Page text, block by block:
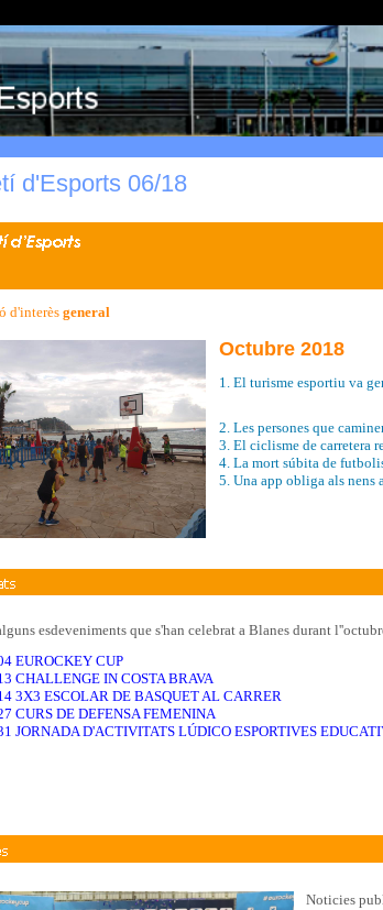
d'Esports 06/18
d'interès general
Octubre 2018
1. El turisme esportiu va
2. Les persones que
3. El ciclisme de carretera
4. La mort súbita de
5. Una app obliga als
esdeveniments que s'han celebrat a Blanes durant
EUROCKEY CUP
CHALLENGE IN COSTA BRAVA
3X3 ESCOLAR DE BASQUET AL CARRER
CURS DE DEFENSA FEMENINA
JORNADA D'ACTIVITATS LÚDICO ESPORTIVES
Noticies